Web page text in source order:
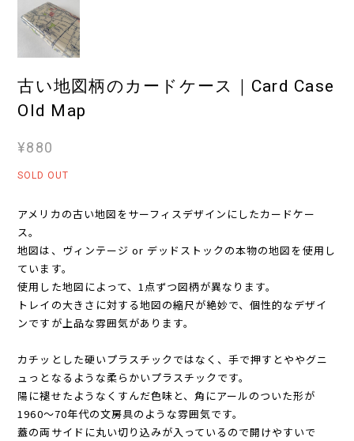
古い地図柄のカードケース｜Card Case
Old Map
¥880
SOLD OUT
アメリカの古い地図をサーフィスデザインにしたカードケー
ス。
地図は、ヴィンテージ or デッドストックの本物の地図を使用し
ています。
使用した地図によって、1点ずつ図柄が異なります。
トレイの大きさに対する地図の縮尺が絶妙で、個性的なデザイ
ンですが上品な雰囲気があります。
カチッとした硬いプラスチックではなく、手で押すとややグニ
ュっとなるような柔らかいプラスチックです。
陽に褪せたようなくすんだ色味と、角にアールのついた形が
1960～70年代の文房具のような雰囲気です。
蓋の両サイドに丸い切り込みが入っているので開けやすいで